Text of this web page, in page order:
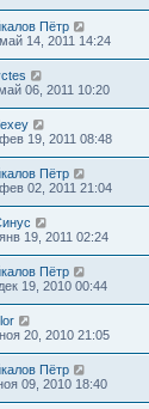
Пётр
14, 2011 14:24
06, 2011 10:20
19, 2011 08:48
Пётр
02, 2011 21:04
19, 2011 02:24
Пётр
19, 2010 00:44
20, 2010 21:05
Пётр
09, 2010 18:40